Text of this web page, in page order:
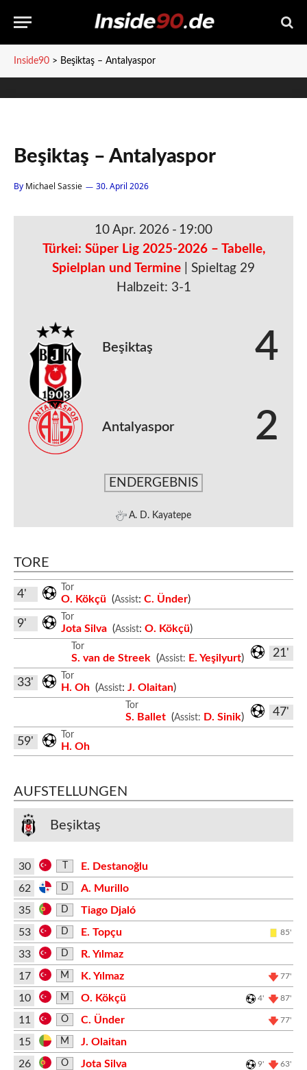
Inside90 > Beşiktaş – Antalyaspor
Beşiktaş – Antalyaspor
By Michael Sassie 30. April 2026
10 Apr. 2026 - 19:00
Türkei: Süper Lig 2025-2026 – Tabelle,
Spielplan und Termine
| Spieltag 29
Halbzeit: 3-1
Beşiktaş 4
Antalyaspor 2
ENDERGEBNIS
A. D. Kayatepe
TORE
Tor
O. Kökçü (Assist: C. Ünder)
4'
Tor
Jota Silva (Assist: O. Kökçü)
9'
21'
Tor
S. van de Streek (Assist: E. Yeşilyurt)
Tor
H. Oh (Assist: J. Olaitan)
33'
47'
Tor
S. Ballet (Assist: D. Sinik)
Tor
H. Oh
59'
AUFSTELLUNGEN
Beşiktaş
30
E. Destanoğlu
62
D
A. Murillo
35
D
Tiago Djaló
53
D E. Topçu 85'
33 D
R. Yılmaz
17
M K. Yılmaz 77'
10 M O. Kökçü 4' 87'
11 O C. Ünder 77'
15 M
J. Olaitan
26
O Jota Silva 9' 63'